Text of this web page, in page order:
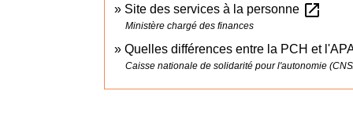
Site des services à la personne open_in_new
Ministère chargé des finances
Quelles différences entre la PCH et
Caisse nationale de solidarité pour l'autonomie